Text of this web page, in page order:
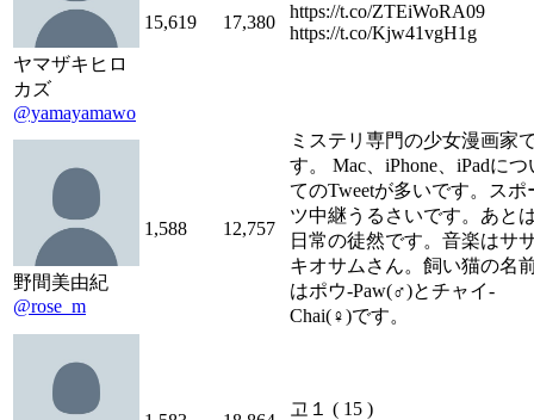
ヤマザキヒロ
カズ
@yamayamawo
15,619 17,380
https://t.co/ZTEiWoRA09
https://t.co/Kjw41vgH1g
野間美由紀
@rose_m
1,588 12,757
ミステリ専門の少女漫画家
す。 Mac、iPhone、iPadにつ
てのTweetが多いです。スポ
ツ中継うるさいです。あと
日常の徒然です。音楽はサ
キオサムさん。飼い猫の名
はポウ-Paw(♂)とチャイ-
Chai(♀)です。
고１ ( 15 )